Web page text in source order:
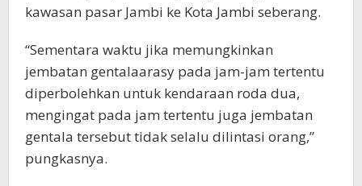
kawasan pasar Jambi ke Kota Jambi seberang.
“Sementara waktu jika memungkinkan
jembatan gentalaarasy pada jam-jam tertentu
diperbolehkan untuk kendaraan roda dua,
mengingat pada jam tertentu juga jembatan
gentala tersebut tidak selalu dilintasi orang,”
pungkasnya.